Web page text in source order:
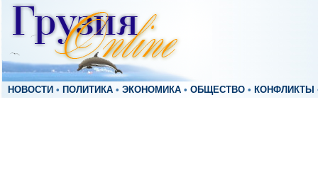
НОВОСТИ • ПОЛИТИКА • ЭКОНОМИКА • ОБЩЕСТВО • КОНФЛИКТЫ